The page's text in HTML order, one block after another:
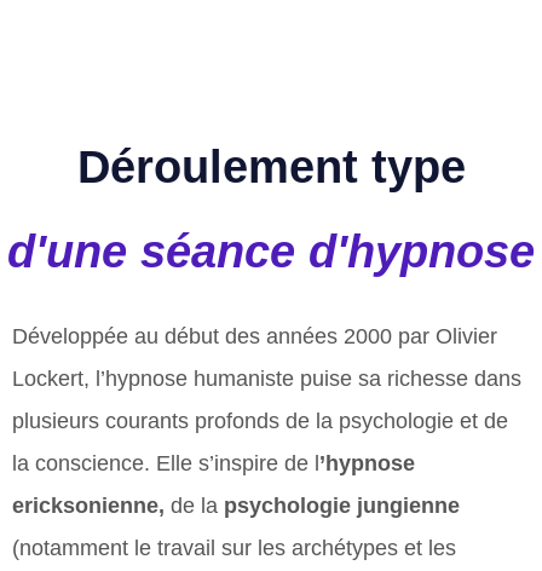
Déroulement type
d'une séance d'hypnose
Développée au début des années 2000 par Olivier
Lockert, l’hypnose humaniste puise sa richesse dans
plusieurs courants profonds de la psychologie et de
la conscience. Elle s’inspire de l ’hypnose
ericksonienne, de la psychologie jungienne
(notamment le travail sur les archétypes et les